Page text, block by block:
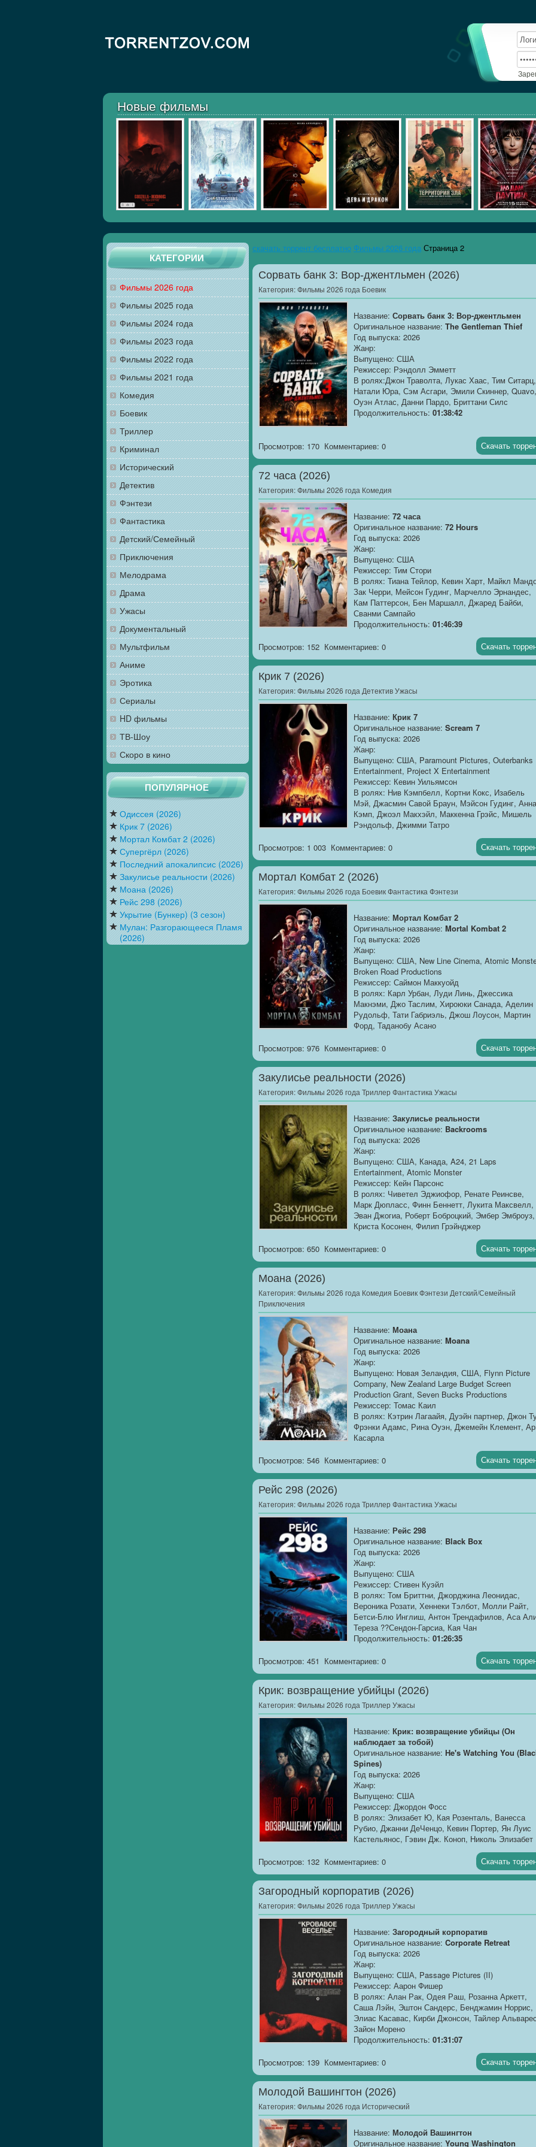
Новые фильмы
КАТЕГОРИИ
Фильмы 2026 года
Фильмы 2025 года
Фильмы 2024 года
Фильмы 2023 года
Фильмы 2022 года
Фильмы 2021 года
Комедия
Боевик
Триллер
Криминал
Исторический
Детектив
Фэнтези
Фантастика
Детский/Семейный
Приключения
Мелодрама
Драма
Ужасы
Документальный
Мультфильм
Аниме
Эротика
Сериалы
HD фильмы
ТВ-Шоу
Скоро в кино
ПОПУЛЯРНОЕ
Одиссея (2026)
Крик 7 (2026)
Мортал Комбат 2 (2026)
Супергёрл (2026)
Последний апокалипсис (2026)
Закулисье реальности (2026)
Моана (2026)
Рейс 298 (2026)
Укрытие (Бункер) (3 сезон)
Мулан: Разгорающееся Пламя
(2026)
скачать торрент бесплатно Фильмы 2026 года Страница 2
Сорвать банк 3: Вор-джентльмен (2026)
Категория:Фильмы 2026 года Боевик
Название: Сорвать банк 3: Вор-джентльмен
Оригинальное название: The Gentleman Thief
Год выпуска: 2026
Жанр:
Выпущено: США
Режиссер: Рэндолл Эмметт
В ролях:Джон Траволта, Лукас Хаас, Тим Ситарц,
Натали Юра, Сэм Асгари, Эмили Скиннер, Quavo,
Оуэн Атлас, Данни Пардо, Бриттани Силс
Продолжительность: 01:38:42
: Бывший вор-виртуоз Мейсон Годдард
давно отошёл от дел, наслаждаясь тихой жизнью
вдали от криминального мира. Но его
спокойствие...
Просмотров: 170 Комментариев: 0 Скачать
72 часа (2026)
Категория:Фильмы 2026 года Комедия
Название: 72 часа
Оригинальное название: 72 Hours
Год выпуска: 2026
Жанр:
Выпущено: США
Режиссер: Тим Стори
В ролях: Тиана Тейлор, Кевин Харт, Майкл
Зак Черри, Мейсон Гудинг, Марчелло Эрнандес,
Кам Паттерсон, Бен Маршалл, Джаред Байби,
Сванми Сампайо
Продолжительность: 01:46:39
Описание
: Ради спасения карьеры 40-летний
менеджер вливается в компанию 20-тилетних на
безумном мальчишнике в Майами, после того как
Просмотров: 152 Комментариев: 0 Скачать
Крик 7 (2026)
Категория:Фильмы 2026 года Детектив Ужасы
Название: Крик 7
Оригинальное название: Scream 7
Год выпуска: 2026
Жанр:
Выпущено: США, Paramount Pictures, Outerbanks
Entertainment, Project X Entertainment
Режиссер: Кевин Уильямсон
В ролях: Нив Кэмпбелл, Кортни Кокс, Изабель
Мэй, Джасмин Савой Браун, Мэйсон Гудинг, Анна
Кэмп, Джоэл Макхэйл, Маккенна Грэйс, Мишель
Рэндольф, Джимми Татро
: Сидни Прескотт наконец обрела
она живёт в уютном доме в тихом городке,
дочь и пытается забыть кошмары,
её десятилетиями. Но когда в их районе находят
тело с неизменной маской Призрачного Лица,
Новый убийца не просто копирует почерк
предыдущих маньяков — он охотится именно за
семьёй, и первой целью становится дочь Сидни.
Сидни понимает: полиция бессильна, а старые
правила игры больше не работают. Ей снова
приходится примерять роль жертвы и охотницы
одновременно, но теперь ставки выше, чем когда-
либо. На помощь приходит Гейл Уизерс, чьё
журналистское чутьё подсказывает, что этот
убийца знает о Сидни то, чего не знают другие. В
финальной схватке, где прошлое и настоящее
сплетаются в кровавый узел, женщина должна
задать себе главный вопрос: можно ли убить
призрака, если он живёт в твоей собственной
голове?
Просмотров: 1 003 Комментариев: 0 Скачать
Мортал Комбат 2 (2026)
Категория:Фильмы 2026 года Боевик Фантастика Фэнтези
Название: Мортал Комбат 2
Оригинальное название: Mortal Kombat 2
Год выпуска: 2026
Жанр:
Выпущено: США, New Line Cinema, Atomic
Broken Road Productions
Режиссер: Саймон Маккуойд
В ролях: Карл Урбан, Луди Линь, Джессика
Макнэми, Джо Таслим, Хироюки Санада, Аделин
Рудольф, Тати Габриэль, Джош Лоусон, Мартин
Форд, Таданобу Асано
: 8 мая 2026 года в прокат вышел
«Мортал Комбат 2» — долгожданное
продолжение...
Просмотров: 976 Комментариев: 0 Скачать
Закулисье реальности (2026)
Категория:Фильмы 2026 года Триллер Фантастика Ужасы
Название: Закулисье реальности
Оригинальное название: Backrooms
Год выпуска: 2026
Жанр:
Выпущено: США, Канада, A24, 21 Laps
Entertainment, Atomic Monster
Режиссер: Кейн Парсонс
В ролях: Чиветел Эджиофор, Ренате Реинсве,
Марк Дюпласс, Финн Беннетт, Лукита Максвелл,
Эван Джогиа, Роберт Боброцкий, Эмбер Эмброуз,
Криста Косонен, Филип Грэйнджер
: Когда неудачливый продавец мебели
Кларк обнаруживает скрытый...
Просмотров: 650 Комментариев: 0 Скачать
Моана (2026)
Категория:Фильмы 2026 года Комедия Боевик Фэнтези Детский/Семейный
Приключения
Название: Моана
Оригинальное название: Moana
Год выпуска: 2026
Жанр:
Выпущено: Новая Зеландия, США, Flynn Picture
Company, New Zealand Large Budget Screen
Production Grant, Seven Bucks Productions
Режиссер: Томас Каил
В ролях: Кэтрин Лагаайя, Дуэйн партнер, Джон
Фрэнки Адамс, Рина Оуэн, Джемейн Клемент,
Касарла
: Моана, дочь вождя острова
детства чувствует необычную связь с океаном,...
Просмотров: 546 Комментариев: 0 Скачать
Рейс 298 (2026)
Категория:Фильмы 2026 года Триллер Фантастика Ужасы
Название: Рейс 298
Оригинальное название: Black Box
Год выпуска: 2026
Жанр:
Выпущено: США
Режиссер: Стивен Куэйл
В ролях: Том Бриттни, Джорджина Леонидас,
Вероника Розати, Хеннеки Тэлбот, Молли Райт,
Бетси-Блю Инглиш, Антон Трендафилов, Аса
Тереза ??Сендон-Гарсиа, Кая Чан
Продолжительность: 01:26:35
О фильме
: Рейс 298 из Сиэтла в Новый Орлеан
начинается как обычный полёт, но быстро
превращается в кошмар. Джереми оказывается в
эпицентре катастрофы,...
Просмотров: 451 Комментариев: 0 Скачать
Крик: возвращение убийцы (2026)
Категория:Фильмы 2026 года Триллер Ужасы
Название: Крик: возвращение убийцы (Он
наблюдает за тобой)
Оригинальное название: He's Watching You
Spines)
Год выпуска: 2026
Жанр:
Выпущено: США
Режиссер: Джордон Фосс
В ролях: Элизабет Ю, Кая Розенталь, Ванесса
Рубио, Джанни ДеЧенцо, Кевин Портер, Ян Луис
Кастельянос, Гэвин Дж. Коноп, Николь Элизабет
Бергер, Тиана Ле. Гилберт Овуор, Брэндон
Кейси Миллс
О фильме: В тихом американском городке, где...
Просмотров: 132 Комментариев: 0 Скачать
Загородный корпоратив (2026)
Категория:Фильмы 2026 года Триллер Ужасы
Название: Загородный корпоратив
Оригинальное название: Corporate Retreat
Год выпуска: 2026
Жанр:
Выпущено: США, Passage Pictures (II)
Режиссер: Аарон Фишер
В ролях: Алан Рак, Одея Раш, Розанна Аркетт,
Саша Лэйн, Эштон Сандерс, Бенджамин Норрис,
Элиас Касавас, Кирби Джонсон, Тайлер
Зайон Морено
Продолжительность: 01:31:07
О фильме
: На выездном тренинге по сплочению
команды глава компании начинает охоту на своих
же подчинённых.
Просмотров: 139 Комментариев: 0 Скачать
Молодой Вашингтон (2026)
Категория:Фильмы 2026 года Исторический
Название: Молодой Вашингтон
Оригинальное название: Young Washington